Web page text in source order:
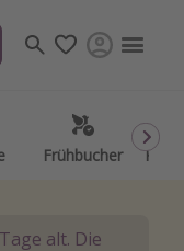
Frühbucher
Frühbucher
alt. Die